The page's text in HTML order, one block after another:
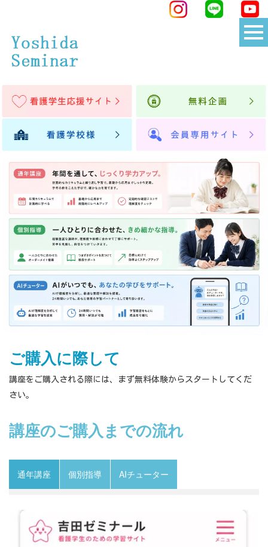
ご購入に際して
講座をご購入される際には、まず無料体験からスタートしてくだ
さい。
講座のご購入までの流れ
通年講座 個別指導 AIチューター